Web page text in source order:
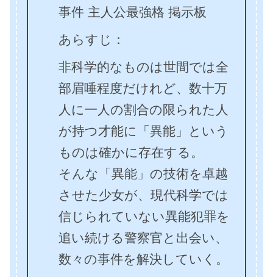
事件 主人公最強格 掲示板
あらすじ：
非科学的なものは世間では全
部眉唾程度だけれど、数十万
人に一人の割合の限られた人
が持つ才能に「異能」という
ものは確かに存在する。
そんな「異能」の技術を卓越
させた少女が、現代科学では
信じられていない異能犯罪を
追い続ける警察官と出会い、
数々の事件を解決していく。